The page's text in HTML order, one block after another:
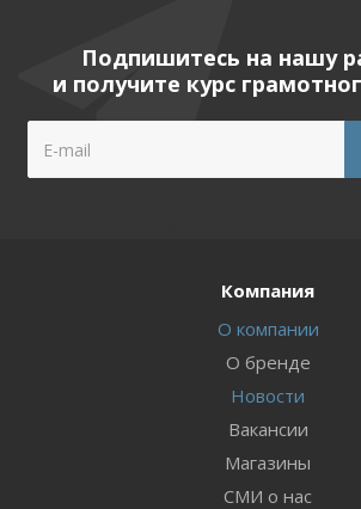
Подпишитесь на нашу
и получите курс
Компания
О компании
О бренде
Новости
Вакансии
Магазины
СМИ о нас